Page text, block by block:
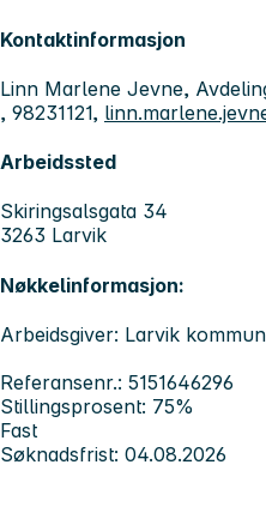
Kontaktinformasjon
Linn Marlene Jevne,
, 98231121,
Arbeidssted
Skiringsalsgata 34
3263 Larvik
Nøkkelinformasjon:
Arbeidsgiver: Larvik
Referansenr.: 5151646296
Stillingsprosent: 75%
Fast
Søknadsfrist: 04.08.2026